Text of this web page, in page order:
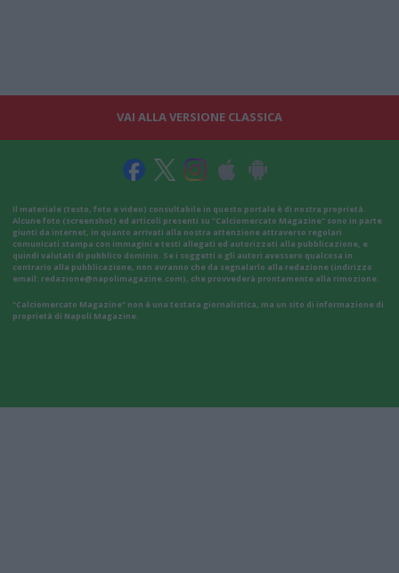
VAI ALLA VERSIONE CLASSICA
Il materiale (testo, foto e video) consultabile in questo portale è di nostra proprietà.
Alcune foto (screenshot) ed articoli presenti su "Calciomercato Magazine" sono in parte
giunti da internet, in quanto arrivati alla nostra attenzione attraverso regolari
comunicati stampa con immagini e testi allegati ed autorizzati alla pubblicazione, e
quindi valutati di pubblico dominio. Se i soggetti o gli autori avessero qualcosa in
contrario alla pubblicazione, non avranno che da segnalarlo alla redazione (indirizzo
email: redazione@napolimagazine.com), che provvederà prontamente alla rimozione.
"Calciomercato Magazine" non è una testata giornalistica, ma un sito di informazione di
proprietà di Napoli Magazine.